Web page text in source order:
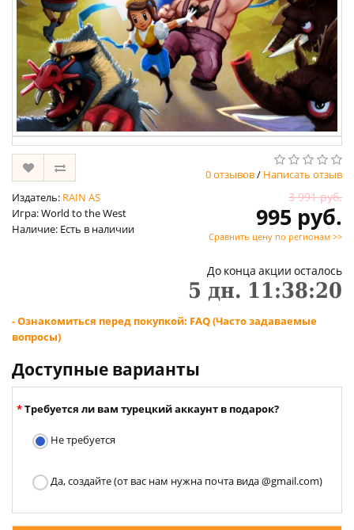
0 отзывов/ Написать отзыв
Издатель: RAIN AS
Игра: World to the West
Наличие: Есть в наличии
3 991 руб.
995 руб.
Сравнить цену по регионам >>
До конца акции осталось
5 дн. 11:38:20
- Ознакомиться перед покупкой: FAQ (Часто задаваемые
вопросы)
Доступные варианты
Требуется ли вам турецкий аккаунт в подарок?
Не требуется
Да, создайте (от вас нам нужна почта вида @gmail.com)